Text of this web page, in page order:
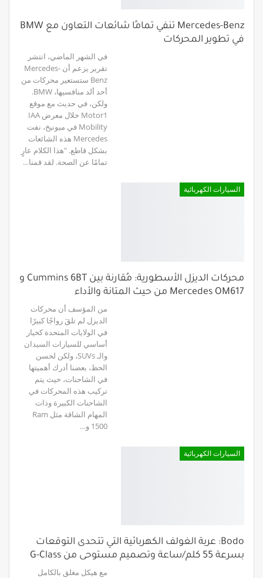
Mercedes-Benz تنفي تمامًا شائعات التعاون مع BMW
في تطوير المحركات
في الشهر الماضي، انتشر
تقرير يزعم أن Mercedes-
Benz ستستعير محركات من
أحد ألد منافسيها، BMW.
ولكن، في حديث مع موقع
Motor1 خلال معرض IAA
Mobility في ميونيخ، نفت
Mercedes هذه الشائعات
بشكل قاطع. "هذا الكلام عارٍ
تمامًا عن الصحة. لقد قمنا…
السيارات الكهربائية
محركات الديزل الأسطورية: مُقارنة بين Cummins 6BT و
Mercedes OM617 من حيث المتانة والأداء
من المؤسف أن محركات
الديزل لم تلقَ رواجًا كبيرًا
في الولايات المتحدة كخيار
أساسي للسيارات السيدان
والـ SUVs، ولكن لحسن
الحظ، بعضنا أدرك أهميتها
في الشاحنات، حيث يتم
تركيب هذه المحركات في
الشاحنات الكبيرة وذات
المهام الشاقة مثل Ram
1500 و…
السيارات الكهربائية
Bodo: عربة الغولف الكهربائية التي تتحدى التوقعات
بسرعة 55 كلم/ساعة وتصميم مستوحى من G-Class
مع هيكل مغلق بالكامل